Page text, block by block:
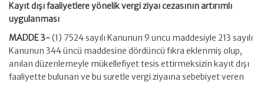
Kayıt dışı faaliyetlere yönelik vergi ziyaı cezasının artırımlı
uygulanması
MADDE 3-(1) 7524 sayılı Kanunun 9 uncu maddesiyle 213 sayılı
Kanunun 344 üncü maddesine dördüncü fıkra eklenmiş olup,
anılan düzenlemeyle mükellefiyet tesis ettirmeksizin kayıt dışı
faaliyette bulunan ve bu suretle vergi ziyaına sebebiyet veren